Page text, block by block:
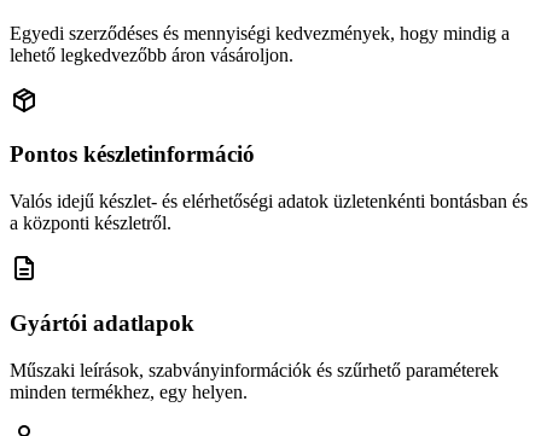
Egyedi szerződéses és mennyiségi kedvezmények, hogy mindig a
lehető legkedvezőbb áron vásároljon.
Pontos készletinformáció
Valós idejű készlet- és elérhetőségi adatok üzletenkénti bontásban és
a központi készletről.
Gyártói adatlapok
Műszaki leírások, szabványinformációk és szűrhető paraméterek
minden termékhez, egy helyen.